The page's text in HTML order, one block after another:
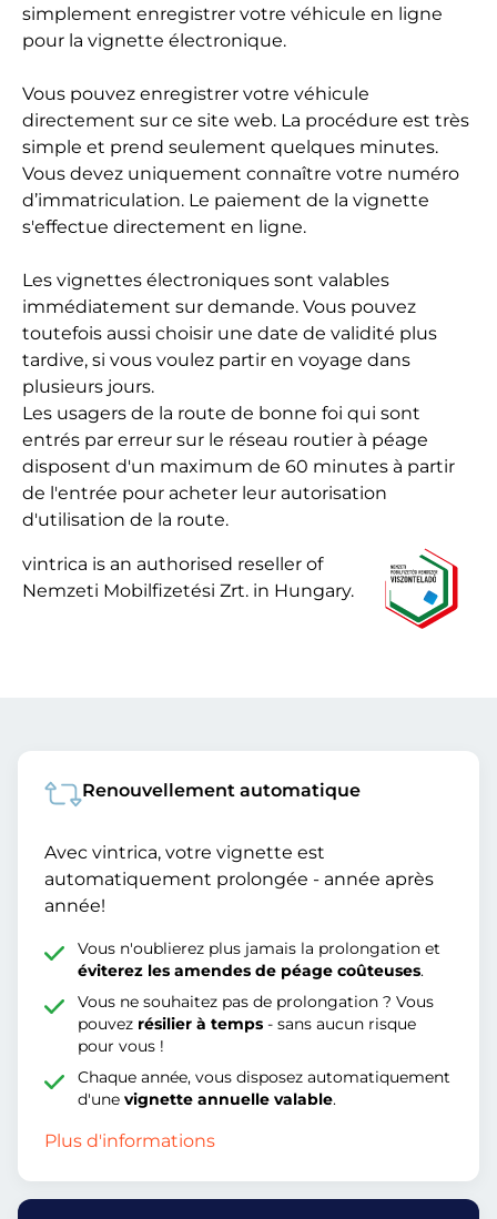
simplement enregistrer votre véhicule en ligne
pour la vignette électronique.
Vous pouvez enregistrer votre véhicule
directement sur ce site web. La procédure est très
simple et prend seulement quelques minutes.
Vous devez uniquement connaître votre numéro
d’immatriculation. Le paiement de la vignette
s'effectue directement en ligne.
Les vignettes électroniques sont valables
immédiatement sur demande. Vous pouvez
toutefois aussi choisir une date de validité plus
tardive, si vous voulez partir en voyage dans
plusieurs jours.
Les usagers de la route de bonne foi qui sont
entrés par erreur sur le réseau routier à péage
disposent d'un maximum de 60 minutes à partir
de l'entrée pour acheter leur autorisation
d'utilisation de la route.
vintrica is an authorised reseller of
Nemzeti Mobilfizetési Zrt. in Hungary.
Renouvellement automatique
Avec vintrica, votre vignette est
automatiquement prolongée - année après
année!
Vous n'oublierez plus jamais la prolongation et
éviterez les amendes de péage coûteuses.
Vous ne souhaitez pas de prolongation ? Vous
pouvez résilier à temps - sans aucun risque
pour vous !
Chaque année, vous disposez automatiquement
d'unevignette annuelle valable.
Plus d'informations